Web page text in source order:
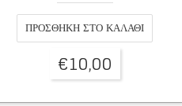
ΠΡΟΣΘΉΚΗ ΣΤΟ ΚΑΛΆΘΙ
€10,00